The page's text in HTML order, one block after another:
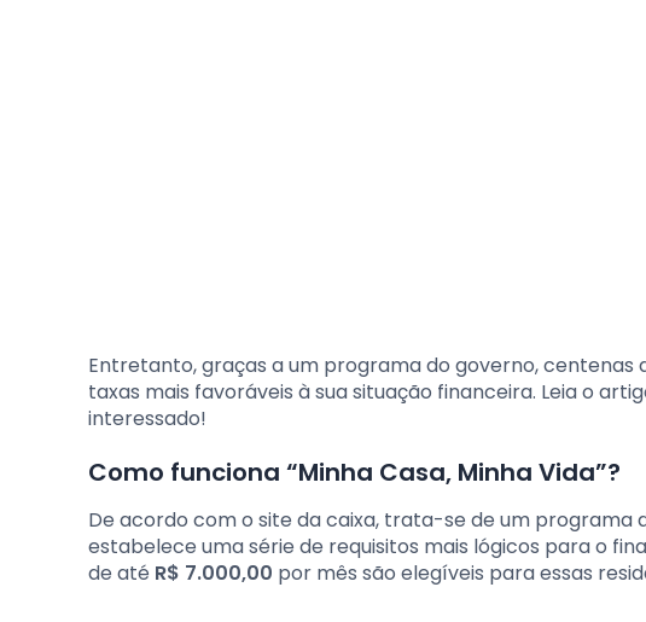
Entretanto, graças a um programa do governo,
taxas mais favoráveis ​​à sua situação financeira. Leia o
interessado!
Como funciona “Minha Casa, Minha Vida”?
De acordo com o site da caixa, trata-se de um programa
estabelece uma série de requisitos mais lógicos para o
de até R$ 7.000,00 por mês são elegíveis para essas